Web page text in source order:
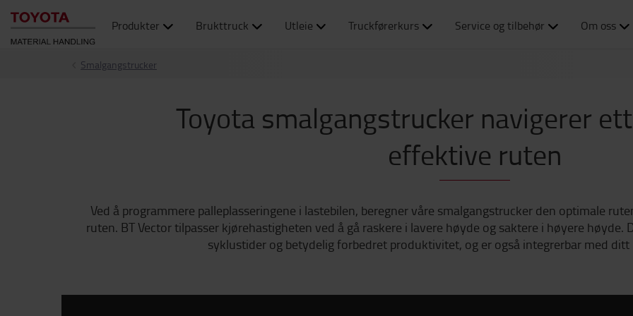
Produkter Brukttruck Utleie Truckførerkurs Service og tilbehør Om oss
Smalgangstrucker
Toyota smalgangstrucker navigerer
effektive ruten
Ved å programmere palleplasseringene i lastebilen, beregner våre smalgangstrucker den optimale
ruten. BT Vector tilpasser kjørehastigheten ved å gå raskere i lavere høyde og saktere i høyere
syklustider og betydelig forbedret produktivitet, og er også integrerbar med